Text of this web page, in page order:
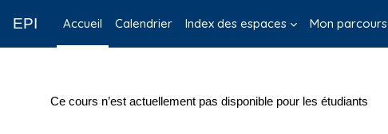
EPI Accueil Calendrier Index des espaces Mon parcours
Ce cours n’est actuellement pas disponible pour les étudiants